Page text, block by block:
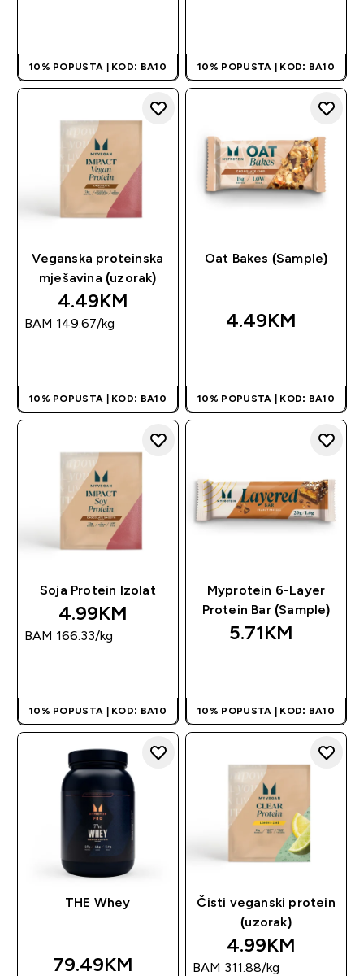
10% POPUSTA | KOD: BA10 10% POPUSTA | KOD: BA10
Veganska proteinska
mješavina (uzorak)
4.49KM‎
BAM 149.67‎/kg
10% POPUSTA | KOD: BA10
Oat Bakes (Sample)
4.49KM‎
10% POPUSTA | KOD: BA10
Soja Protein Izolat
4.99KM‎
BAM 166.33‎/kg
10% POPUSTA | KOD: BA10
Myprotein 6-Layer
Protein Bar (Sample)
5.71KM‎
10% POPUSTA | KOD: BA10
THE Whey
79.49KM‎
Čisti veganski protein
(uzorak)
4.99KM‎
BAM 311.88‎/kg